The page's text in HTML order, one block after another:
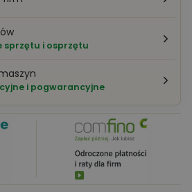
sprzętu i osprzętu
i pogwarancyjne